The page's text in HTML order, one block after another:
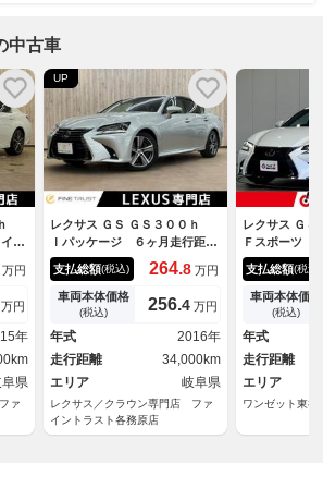
中古車
ン
ー
ロ
ッ
ー
Ｌ
万円
万円
年
県
ァ
UP
レクサス ＧＳ ＧＳ３００ｈ
Ｉパッケージ ６ヶ月走行距離
無制限保証付 サンルーフ 本
革シート ３眼ＬＥＤヘッドラ
イト 衝突軽減ブレーキ コー
ナーセンサー レーダークルー
ズコントロール 純正１２．３
インチナビ シートエアコン
シートヒーター
支払総額(税込) 264.8 万円
車両本体価格
(税込) 256.4 万円
年式
2016年
走行距離
34,000km
エリア
岐阜県
レクサス／クラウン専門店 ファ
イントラスト各務原店
レクサス Ｇ
Ｆスポーツ
エアーシート
ー・純正ＳＤ
ｏｏｔｈオー
グ・・Ｂカメ
ュセーフティ
ーズコントロ
プ・ドラレコ
支払総額(税込)
車両本体価格
(税込)
年式
走行距離
エリア
ワンゼット東神